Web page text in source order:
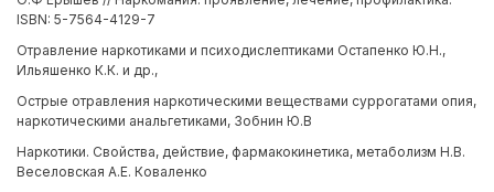
ISBN: 5-7564-4129-7
Отравление наркотиками и психодислептиками Остапенко Ю.Н.,
Ильяшенко К.К. и др.,
Острые отравления наркотическими веществами суррогатами опия,
наркотическими анальгетиками, Зобнин Ю.В
Наркотики. Свойства, действие, фармакокинетика, метаболизм Н.В.
Веселовская А.Е. Коваленко